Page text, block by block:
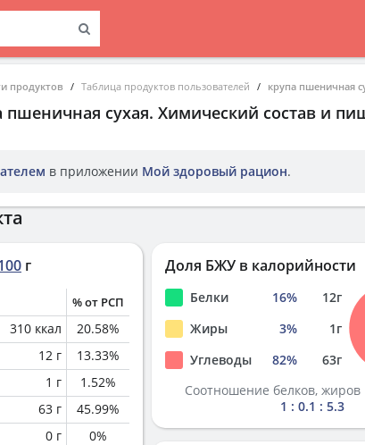
продуктов Таблица продуктов пользователей крупа пшеничная
пшеничная сухая. Химический состав и
в приложении Мой здоровый рацион.
г
% от РСП
310 ккал 20.58%
12 г 13.33%
1 г 1.52%
63 г 45.99%
0 г 0%
Доля БЖУ в калорийности
Белки 16% 12г
Жиры
3% 1г
Углеводы
82% 63г
Соотношение белков, жиров
1 : 0.1 : 5.3